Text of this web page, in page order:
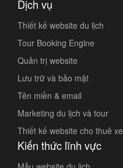
Dịch vụ
Thiết kế website du lịch
Tour Booking Engine
Quản trị website
Lưu trữ và bảo mật
Tên miền & email
Marketing du lịch và tour
Thiết kế website cho thuê xe
Kiến thức lĩnh vực